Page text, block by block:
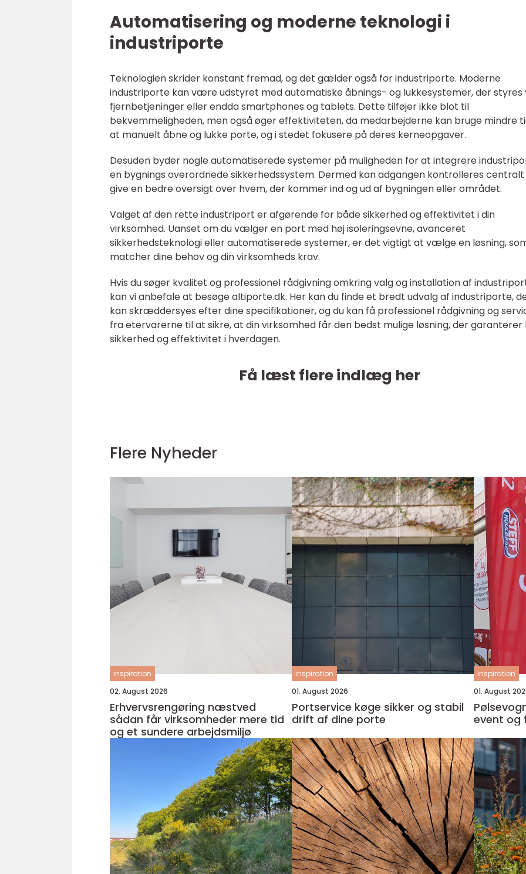
Automatisering og moderne teknologi i
industriporte
Teknologien skrider konstant fremad, og det gælder også for industriporte. Moderne
industriporte kan være udstyret med automatiske åbnings- og lukkesystemer, der styres
fjernbetjeninger eller endda smartphones og tablets. Dette tilføjer ikke blot til
bekvemmeligheden, men også øger effektiviteten, da medarbejderne kan bruge mindre
at manuelt åbne og lukke porte, og i stedet fokusere på deres kerneopgaver.
Desuden byder nogle automatiserede systemer på muligheden for at integrere
en bygnings overordnede sikkerhedssystem. Dermed kan adgangen kontrolleres
give en bedre oversigt over hvem, der kommer ind og ud af bygningen eller området.
Valget af den rette industriport er afgørende for både sikkerhed og effektivitet i din
virksomhed. Uanset om du vælger en port med høj isoleringsevne, avanceret
sikkerhedsteknologi eller automatiserede systemer, er det vigtigt at vælge en løsning,
matcher dine behov og din virksomheds krav.
Hvis du søger kvalitet og professionel rådgivning omkring valg og installation af
kan vi anbefale at besøge altiporte.dk. Her kan du finde et bredt udvalg af industriporte,
kan skræddersyes efter dine specifikationer, og du kan få professionel rådgivning og
fra etervarerne til at sikre, at din virksomhed får den bedst mulige løsning, der garanterer
sikkerhed og effektivitet i hverdagen.
Få læst flere indlæg her
Flere Nyheder
inspiration
02. August 2026
Erhvervsrengøring næstved
sådan får virksomheder mere tid
og et sundere arbejdsmiljø
inspiration
01. August 2026
Portservice køge sikker og stabil
drift af dine porte
inspiration
01. August
event og